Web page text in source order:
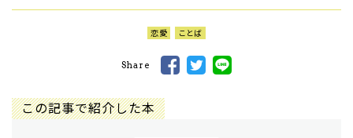
恋愛 ことば
Share
この記事で紹介した本